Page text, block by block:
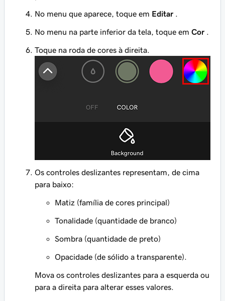
No menu que aparece, toque em Editar
No menu na parte inferior da tela, toque em Cor
Toque na roda de cores à direita.
Os controles deslizantes representam, de cima
para baixo:
Matiz (família de cores principal)
Tonalidade (quantidade de branco)
Sombra (quantidade de preto)
Opacidade (de sólido a transparente).
Mova os controles deslizantes para a esquerda ou
para a direita para alterar esses valores.